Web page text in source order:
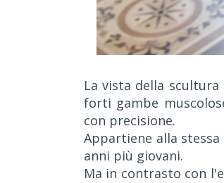
La vista della
forti gambe
con precisione.
Appartiene alla
anni più giovani.
Ma in contrasto con